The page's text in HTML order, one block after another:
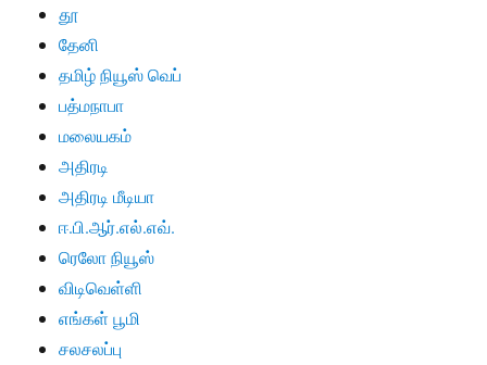
தூ
தேனி
தமிழ் நியூஸ் வெப்
பத்மநாபா
மலையகம்
அதிரடி
அதிரடி மீடியா
ஈ.பி.ஆர்.எல்.எவ்.
ரெலோ நியூஸ்
விடிவெள்ளி
எங்கள் பூமி
சலசலப்பு